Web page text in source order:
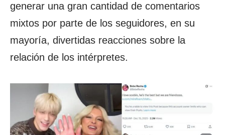
generar una gran cantidad de comentarios
mixtos por parte de los seguidores, en su
mayoría, divertidas reacciones sobre la
relación de los intérpretes.